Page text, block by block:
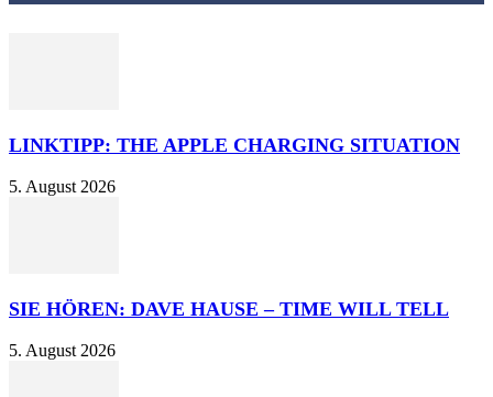
LINKTIPP: THE APPLE CHARGING SITUATION
5. August 2026
SIE HÖREN: DAVE HAUSE – TIME WILL TELL
5. August 2026